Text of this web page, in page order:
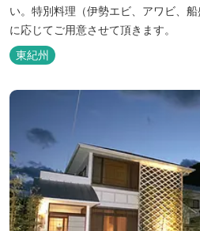
い。特別料理（伊勢エビ、アワビ、
に応じてご用意させて頂きます。
東紀州